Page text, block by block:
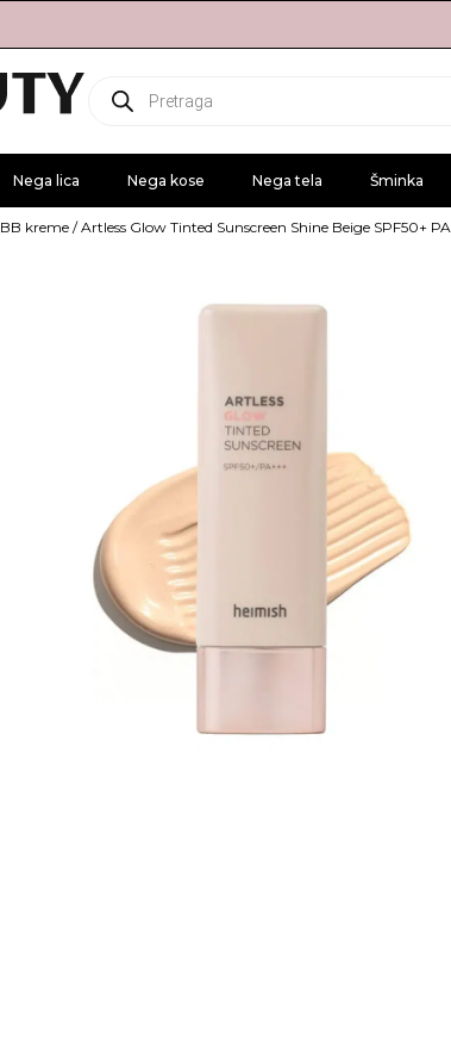
Products
search
Nega lica Nega kose Nega tela Šminka
BB kreme / Artless Glow Tinted Sunscreen Shine Beige SPF50+